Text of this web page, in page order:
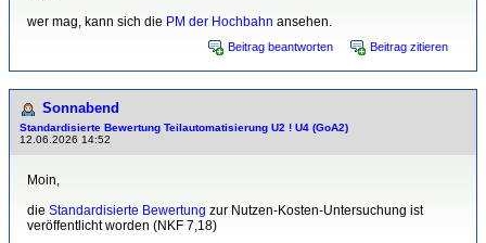
wer mag, kann sich die PM der Hochbahn ansehen.
Beitrag beantworten Beitrag zitieren
Sonnabend
Standardisierte Bewertung Teilautomatisierung U2 ! U4 (GoA2)
12.06.2026 14:52
Moin,
die Standardisierte Bewertung zur Nutzen-Kosten-Untersuchung ist
veröffentlicht worden (NKF 7,18)